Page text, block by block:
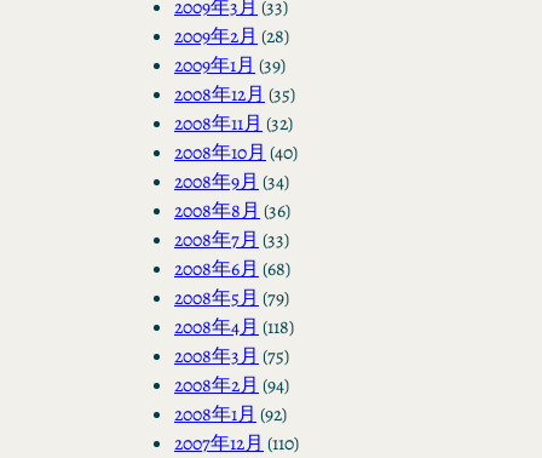
2009年3月 (33)
2009年2月 (28)
2009年1月 (39)
2008年12月 (35)
2008年11月 (32)
2008年10月 (40)
2008年9月 (34)
2008年8月 (36)
2008年7月 (33)
2008年6月 (68)
2008年5月 (79)
2008年4月 (118)
2008年3月 (75)
2008年2月 (94)
2008年1月 (92)
2007年12月 (110)